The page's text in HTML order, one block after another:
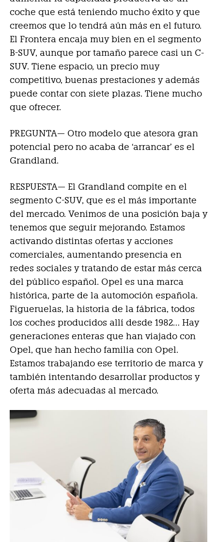
coche que está teniendo mucho éxito y que
creemos que lo tendrá aún más en el futuro.
El Frontera encaja muy bien en el segmento
B-SUV, aunque por tamaño parece casi un C-
SUV. Tiene espacio, un precio muy
competitivo, buenas prestaciones y además
puede contar con siete plazas. Tiene mucho
que ofrecer.
PREGUNTA— Otro modelo que atesora gran
potencial pero no acaba de ‘arrancar’ es el
Grandland.
RESPUESTA— El Grandland compite en el
segmento C-SUV, que es el más importante
del mercado. Venimos de una posición baja y
tenemos que seguir mejorando. Estamos
activando distintas ofertas y acciones
comerciales, aumentando presencia en
redes sociales y tratando de estar más cerca
del público español. Opel es una marca
histórica, parte de la automoción española.
Figueruelas, la historia de la fábrica, todos
los coches producidos allí desde 1982… Hay
generaciones enteras que han viajado con
Opel, que han hecho familia con Opel.
Estamos trabajando ese territorio de marca y
también intentando desarrollar productos y
oferta más adecuadas al mercado.